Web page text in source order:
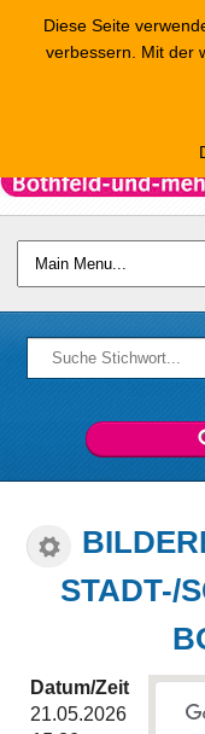
STADT-/
Datum/Zeit
21.05.2026
Diese Seite
verbessern. Mit der